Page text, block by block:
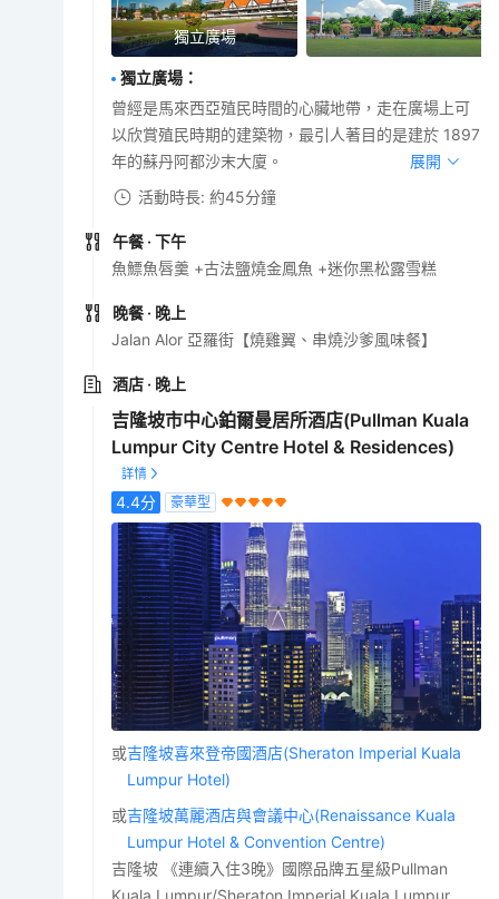
獨立廣場
獨立廣場 ：
曾經是馬來西亞殖民時間的心臟地帶，走在廣場上可
以欣賞殖民時期的建築物，最引人著目的是建於 1897
年的蘇丹阿都沙末大廈。
展開
活動時長: 約45分鐘
午餐 · 下午
魚鰾魚唇羹 +古法鹽燒金鳳魚 +迷你黑松露雪糕
晚餐 · 晚上
Jalan Alor 亞羅街【燒雞翼、串燒沙爹風味餐】
酒店 · 晚上
吉隆坡市中心鉑爾曼居所酒店(Pullman Kuala
Lumpur City Centre Hotel & Residences)
4.4分 豪華型
或吉隆坡喜來登帝國酒店(Sheraton Imperial Kuala
Lumpur Hotel)
或吉隆坡萬麗酒店與會議中心(Renaissance Kuala
Lumpur Hotel & Convention Centre)
吉隆坡 《連續入住3晚》國際品牌五星級Pullman
Kuala Lumpur/Sheraton Imperial Kuala Lumpur